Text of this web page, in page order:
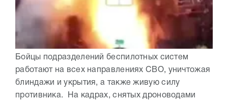
Бойцы подразделений беспилотных систем
работают на всех направлениях СВО, уничтожая
блиндажи и укрытия, а также живую силу
противника. На кадрах, снятых дроноводами